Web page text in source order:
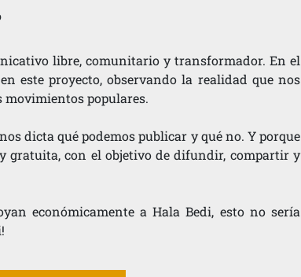
libre, comunitario y transformador. En el
este proyecto, observando la realidad que nos
populares.
dicta qué podemos publicar y qué no. Y porque
gratuita, con el objetivo de difundir, compartir y
económicamente a Hala Bedi, esto no sería